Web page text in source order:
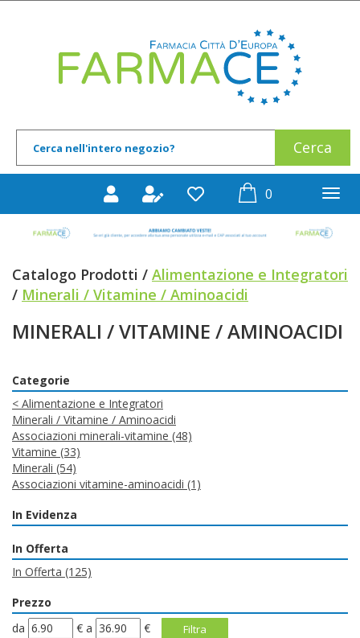
Prodotto
0prodotti
Catalogo Prodotti / Alimentazione e Integratori
/ Minerali / Vitamine / Aminoacidi
MINERALI / VITAMINE / AMINOACIDI
Categorie
< Alimentazione e Integratori
Minerali / Vitamine / Aminoacidi
Associazioni minerali-vitamine (48)
Vitamine (33)
Minerali (54)
Associazioni vitamine-aminoacidi (1)
In Evidenza
In Offerta
In Offerta (125)
Prezzo
filtra
da € filtra
a €